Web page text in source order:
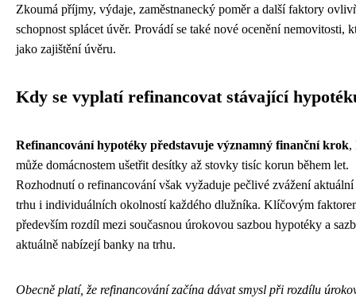
Zkoumá příjmy, výdaje, zaměstnanecký poměr a další faktory
schopnost splácet úvěr. Provádí se také nové ocenění nemovitosti,
jako zajištění úvěru.
Kdy se vyplatí refinancovat stávající
Refinancování hypotéky představuje významný finanční krok,
může domácnostem ušetřit desítky až stovky tisíc korun během let.
Rozhodnutí o refinancování však vyžaduje pečlivé zvážení aktuální
trhu i individuálních okolností každého dlužníka. Klíčovým
především rozdíl mezi současnou úrokovou sazbou hypotéky a
aktuálně nabízejí banky na trhu.
Obecně platí, že refinancování začína dávat smysl při rozdílu